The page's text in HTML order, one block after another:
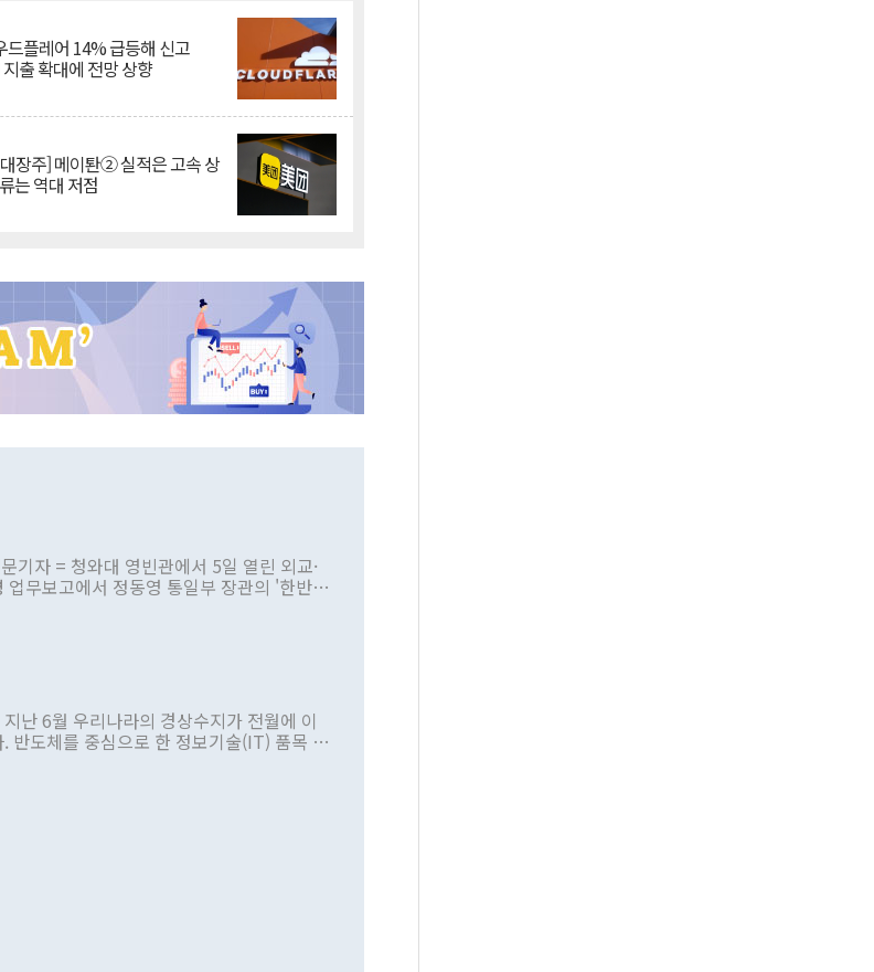
드플레어 14% 급등해 신고
지출 확대에 전망 상향
장주] 메이퇀② 실적은 고속 상
는 역대 저점
기자 = 청와대 영빈관에서 5일 열린 외교·
업무보고에서 정동영 통일부 장관의 '한반도
지 않은 사안을 정책으로 추진하겠다고 공
구상'이라는 비판을 내놨다. 그동안 정 장
를 빚은 적은 여러 번 있지만 대통령과 유
적 입장을 표명한 것은 이례적이다. 정 장
을 제어해야 한다는 목소리도 높아지고 있
에서 흘러간 선(先)비핵화만 되뇌는 것은
난 6월 우리나라의 경상수지가 전월에 이
반도체를 중심으로 한 정보기술(IT) 품목 수
러를 넘어섰다. 상품수입은 644억8000만